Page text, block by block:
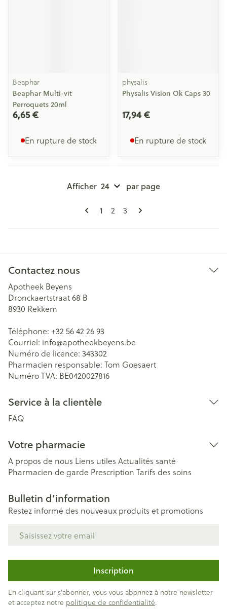
Beaphar
Beaphar Multi-vit
Perroquets 20ml
6,65 €
En rupture de stock
physalis
Physalis Vision Ok Caps 30
17,94 €
En rupture de stock
Pages
Vous lisez actuellement la page
1 Page
2 Page
3
Afficher par page
Contactez nous
Apotheek Beyens
Dronckaertstraat 68 B
8930 Rekkem
Téléphone: +32 56 42 26 93
Courriel: info@apotheekbeyens.be
Numéro de licence: 343302
Pharmacien responsable: Tom Goesaert
Numéro TVA: BE0420027816
Service à la clientèle
FAQ
Votre pharmacie
A propos de nous Liens utiles Actualités santé
Pharmacien de garde Prescription Tarifs des soins
Bulletin d’information
Restez informé des nouveaux produits et promotions
Inscription
En cliquant sur s'abonner, vous vous abonnez à notre newsletter
et acceptez notre politique de confidentialité.